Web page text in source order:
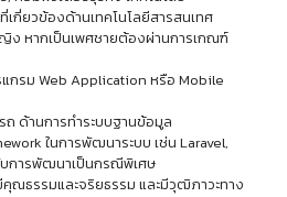
เกี่ยวข้องด้านเทคโนโลยีสารสนเทศ
ง หากเป็นเพศชายต้องผ่านการเกณฑ์
กรม Web Application หรือ Mobile
ถ ด้านการทำระบบฐานข้อมูล
ในการพัฒนาระบบ เช่น Laravel,
บการพัฒนาเป็นกรณีพิเศษ
ธรรมและจริยธรรม และมีวุฒิภาวะทาง